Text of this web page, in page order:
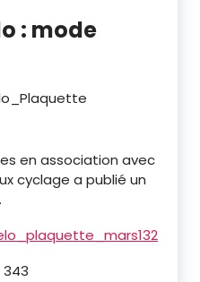
: mode
en association avec
cyclage a publié un
343